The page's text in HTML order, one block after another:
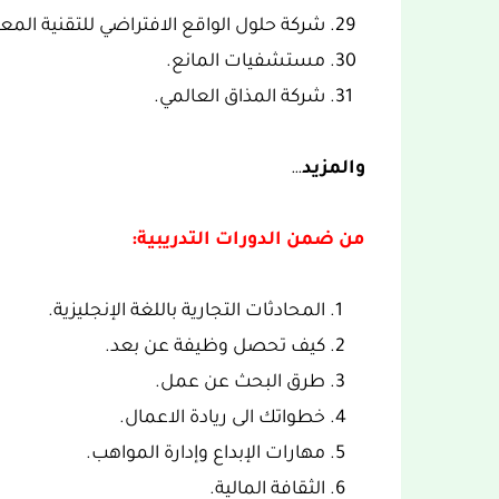
شركة حلول الواقع الافتراضي للتقنية
مستشفيات المانع.
شركة المذاق العالمي.
والمزيد…
من ضمن الدورات التدريبية:
المحادثات التجارية باللغة الإنجليزية.
كيف تحصل وظيفة عن بعد.
طرق البحث عن عمل.
خطواتك الى ريادة الاعمال.
مهارات الإبداع وإدارة المواهب.
الثقافة المالية.